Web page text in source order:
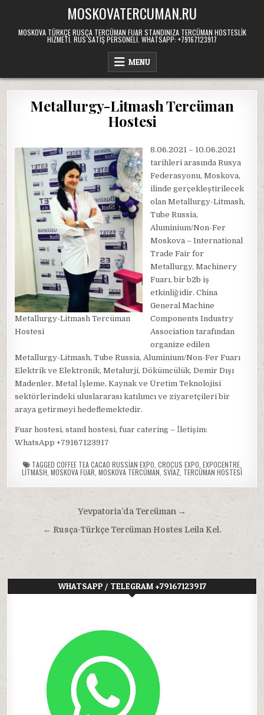
content
MOSKOVATERCUMAN.RU
MOSKOVA TÜRKÇE RUSÇA TERCÜMAN FUAR STANDINIZA TERCÜMAN HOSTESLIK
HIZMETI. RUS SATIŞ PERSONELI. WHATSAPP: +79167123917
MENU
Metallurgy-Litmash Tercüman
Hostesi
Metallurgy-Litmash Tercüman
Hostesi
8.06.2021 – 10.06.2021
tarihleri arasında Rusya
Federasyonu, Moskova,
ilinde gerçekleştirilecek
olan Metallurgy-Litmash,
Tube Russia,
Aluminium/Non-Fer
Moskova – International
Trade Fair for
Metallurgy, Machinery
Fuarı, bir b2b iş
etkinliğidir. China
General Machine
Components Industry
Association tarafından
organize edilen
Metallurgy-Litmash, Tube Russia, Aluminium/Non-Fer Fuarı
Elektrik ve Elektronik, Metalurji, Dökümcülük, Demir Dışı
Madenler, Metal İşleme, Kaynak ve Üretim Teknolojisi
sektörlerindeki uluslararası katılımcı ve ziyaretçileri bir
araya getirmeyi hedeflemektedir.
Fuar hostesi, stand hostesi, fuar catering – İletişim:
WhatsApp +79167123917
TAGGED COFFEE TEA CACAO RUSSIAN EXPO CROCUS EXPO EXPOCENTRE,
LITMASH MOSKOVA FUAR MOSKOVA TERCÜMAN SVIAZ TERCÜMAN HOSTESI
Yazı
gezinmesi
Yevpatoria’da Tercüman →
← Rusça-Türkçe Tercüman Hostes Leila Kel.
WHATSAPP / TELEGRAM +79167123917